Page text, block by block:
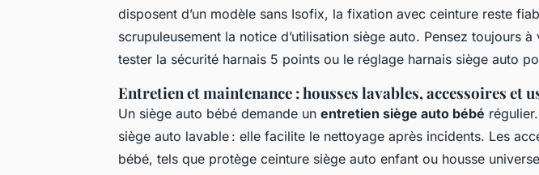
disposent d’un modèle sans Isofix, la fixation avec ceinture reste
scrupuleusement la notice d’utilisation siège auto. Pensez toujours
tester la sécurité harnais 5 points ou le réglage harnais siège auto
Entretien et maintenance : housses lavables, accessoires et
Un siège auto bébé demande un entretien siège auto bébé
siège auto lavable : elle facilite le nettoyage après incidents. Les
bébé, tels que protège ceinture siège auto enfant ou housse